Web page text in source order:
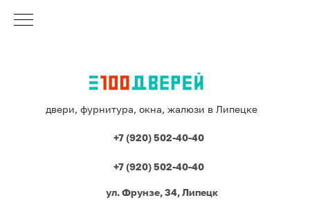
двери, фурнитура, окна, жалюзи в Липецке
+7 (920) 502-40-40
+7 (920) 502-40-40
ул. Фрунзе, 34, Липецк